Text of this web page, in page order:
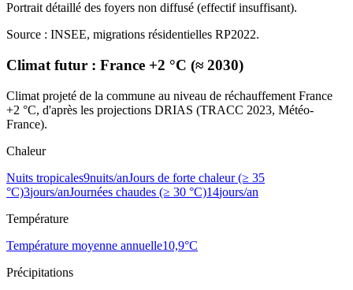
Portrait détaillé des foyers non diffusé (effectif insuffisant).
Source : INSEE, migrations résidentielles RP2022.
Climat futur : France +2 °C (≈ 2030)
Climat projeté de la commune au niveau de réchauffement France
+2 °C, d'après les projections DRIAS (TRACC 2023, Météo-
France).
Chaleur
Nuits tropicales9nuits/anJours de forte chaleur (≥ 35
°C)3jours/anJournées chaudes (≥ 30 °C)14jours/an
Température
Température moyenne annuelle10,9°C
Précipitations